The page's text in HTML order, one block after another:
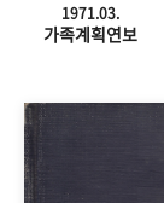
1971.03.
가족계획연보